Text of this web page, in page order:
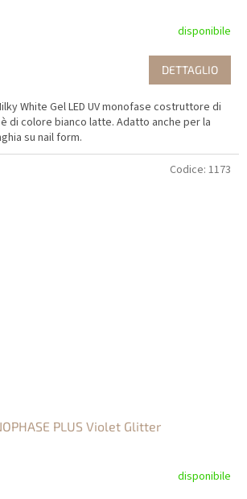
disponibile
DETTAGLIO
White Gel LED UV monofase costruttore di
di colore bianco latte. Adatto anche per la
su nail form.
PLUS Violet Glitter
disponibile
Codice: 1173